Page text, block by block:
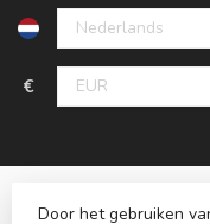
€
Door het gebruiken